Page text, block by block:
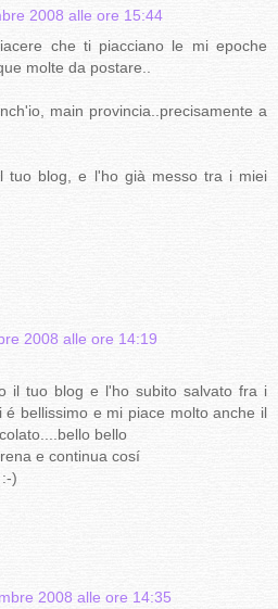
2008 alle ore 15:44
che ti piacciano le mi epoche
molte da postare..
main provincia..precisamente a
tuo blog, e l'ho già messo tra i miei
2008 alle ore 14:19
il tuo blog e l'ho subito salvato fra i
é bellissimo e mi piace molto anche il
bello
e continua cosí
)
2008 alle ore 14:35